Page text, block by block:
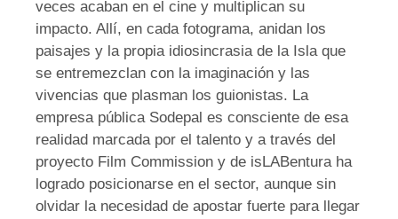
veces acaban en el cine y multiplican su
impacto. Allí, en cada fotograma, anidan los
paisajes y la propia idiosincrasia de la Isla que
se entremezclan con la imaginación y las
vivencias que plasman los guionistas. La
empresa pública Sodepal es consciente de esa
realidad marcada por el talento y a través del
proyecto Film Commission y de isLABentura ha
logrado posicionarse en el sector, aunque sin
olvidar la necesidad de apostar fuerte para llegar